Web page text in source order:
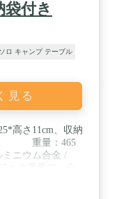
袋付き
ソロ キャンプ テーブル
見る
高さ11cm、収納
重量：465
ニウム合金 /
すいです。驚く
ロキャンプ、花